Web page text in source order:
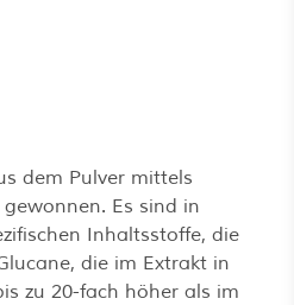
dem Pulver mittels
Es sind in
Inhaltsstoffe, die
die im Extrakt in
zu 20-fach höher als im